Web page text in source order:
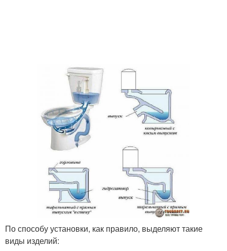
По способу установки, как правило, выделяют такие
виды изделий: